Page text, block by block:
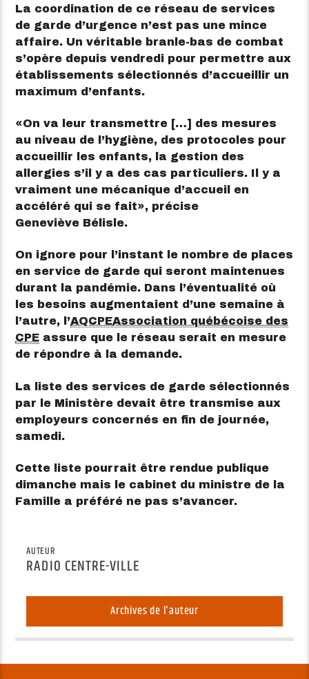
La coordination de ce réseau de services
de garde d’urgence n’est pas une mince
affaire. Un véritable branle-bas de combat
s’opère depuis vendredi pour permettre aux
établissements sélectionnés d’accueillir un
maximum d’enfants.
On va leur transmettre […] des mesures
au niveau de l’hygiène, des protocoles pour
accueillir les enfants, la gestion des
allergies s’il y a des cas particuliers. Il y a
vraiment une mécanique d’accueil en
accéléré qui se fait
, précise
Geneviève Bélisle.
On ignore pour l’instant le nombre de places
en service de garde qui seront maintenues
durant la pandémie. Dans l’éventualité où
les besoins augmentaient d’une semaine à
l’autre, l’AQCPEAssociation québécoise des
CPE assure que le réseau serait en mesure
de répondre à la demande.
La liste des services de garde sélectionnés
par le Ministère devait être transmise aux
employeurs concernés en fin de journée,
samedi.
Cette liste pourrait être rendue publique
dimanche mais le cabinet du ministre de la
Famille a préféré ne pas s’avancer.
AUTEUR
RADIO CENTRE-VILLE
Archives de l'auteur